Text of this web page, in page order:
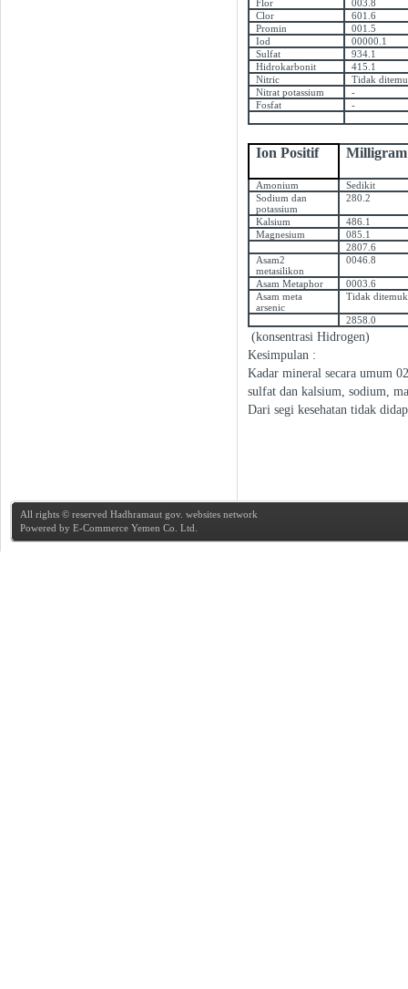
Flor
003.8
Clor
601.6
Promin
001.5
Iod
00000.1
Sulfat
934.1
Hidrokarbonit
415.1
Nitric
Tidak
Nitrat potassium
-
Fosfat
-
Ion Positif Milligram
Amonium
Sedikit
Sodium dan
potassium
280.2
Kalsium
486.1
Magnesium
085.1
2807.6
Asam2
metasilikon
0046.8
Asam Metaphor
0003.6
Asam meta
arsenic
Tidak
2858.0
(konsentrasi Hidrogen)
Kesimpulan :
Kadar mineral secara umum
sulfat dan kalsium, sodium,
Dari segi kesehatan tidak
All rights © reserved Hadhramaut gov. websites network
Powered by E-Commerce Yemen Co. Ltd.